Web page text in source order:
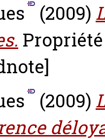
(2009)
(2009)